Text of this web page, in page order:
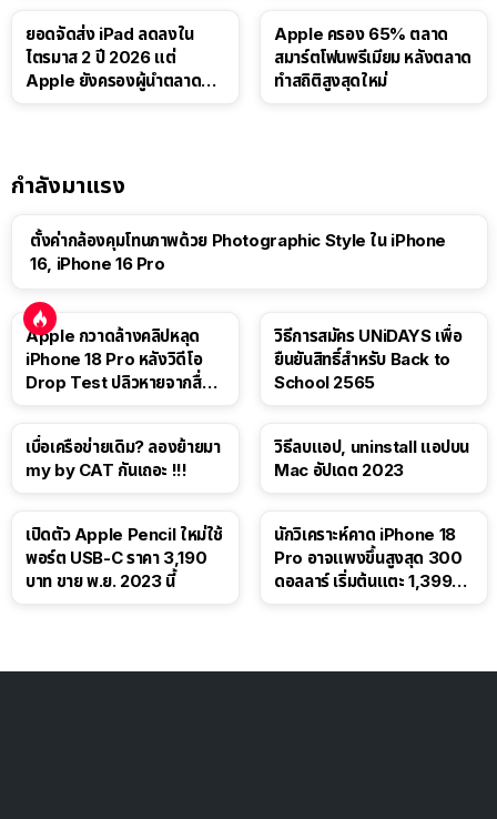
ยอดจัดส่ง iPad ลดลงใน
ไตรมาส 2 ปี 2026 แต่
Apple ยังครองผู้นำตลาด
Apple ครอง 65% ตลาด
สมาร์ตโฟนพรีเมียม หลังตลาด
ทำสถิติสูงสุดใหม่
กำลังมาแรง
ตั้งค่ากล้องคุมโทนภาพด้วย Photographic Style ใน iPhone
16, iPhone 16 Pro
Apple กวาดล้างคลิปหลุด
iPhone 18 Pro หลังวิดีโอ
Drop Test ปลิวหายจากสื่อ
วิธีการสมัคร UNiDAYS เพื่อ
ยืนยันสิทธิ์สำหรับ Back to
School 2565
เบื่อเครือข่ายเดิม? ลองย้ายมา
my by CAT กันเถอะ !!!
วิธีลบแอป, uninstall แอปบน
Mac อัปเดต 2023
เปิดตัว Apple Pencil ใหม่ใช้
พอร์ต USB-C ราคา 3,190
บาท ขาย พ.ย. 2023 นี้
นักวิเคราะห์คาด iPhone 18
Pro อาจแพงขึ้นสูงสุด 300
ดอลลาร์ เริ่มต้นแตะ 1,399